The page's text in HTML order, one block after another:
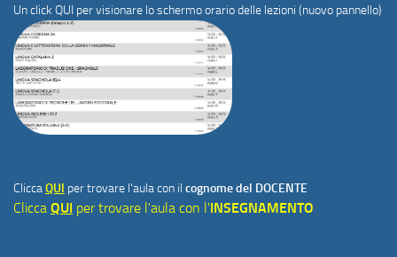
Un click QUI per visionare lo schermo orario delle lezioni (nuovo pannello)
CliccaQUI per trovare l'aula con il cognome del DOCENTE
Clicca QUI per trovare l'aula con l'INSEGNAMENTO